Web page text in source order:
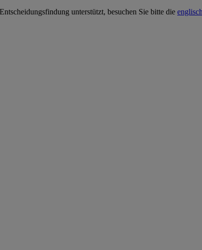
unterstützt, besuchen Sie bitte die